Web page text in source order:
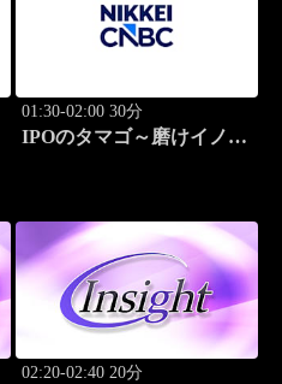
01:30-02:00 30分
IPOのタマゴ～磨けイノベ
02:20-02:40 20分